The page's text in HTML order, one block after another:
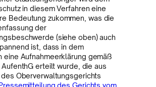
in diesem Verfahren eine
Bedeutung zukommen, was die
der
(siehe oben) auch
ist, dass in dem
eine Aufnahmeerklärung gemäß
AufenthG erteilt wurde, die aus
Oberverwaltungsgerichts
des Gerichts vom